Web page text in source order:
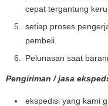
cepat tergantung
setiap proses
pembeli.
Pelunasan saat
Pengiriman / jasa
ekspedisi yang kami